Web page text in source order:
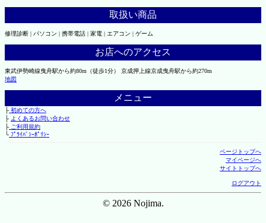
取扱い商品
修理診断 | パソコン | 携帯電話 | 家電 | エアコン | ゲーム
お店へのアクセス
東武伊勢崎線曳舟駅から約80m（徒歩1分） 京成押上線京成曳舟駅から約270m
地図
メニュー
├初めての方へ
├ よくあるお問い合わせ
├ご利用規約
└ﾌﾟﾗｲﾊﾞｼｰﾎﾟﾘｼｰ
ページトップへ
マイページへ
サイトトップへ
ログアウト
© 2026 Nojima.